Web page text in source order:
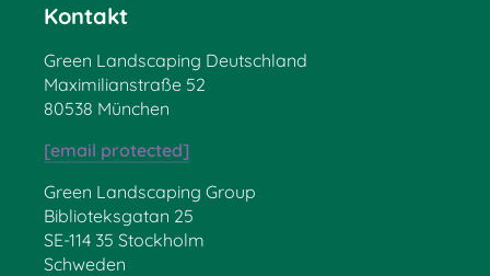
Kontakt
Green Landscaping Deutschland
Maximilianstraße 52
80538 München
[email protected]
Green Landscaping Group
Biblioteksgatan 25
SE-114 35 Stockholm
Schweden